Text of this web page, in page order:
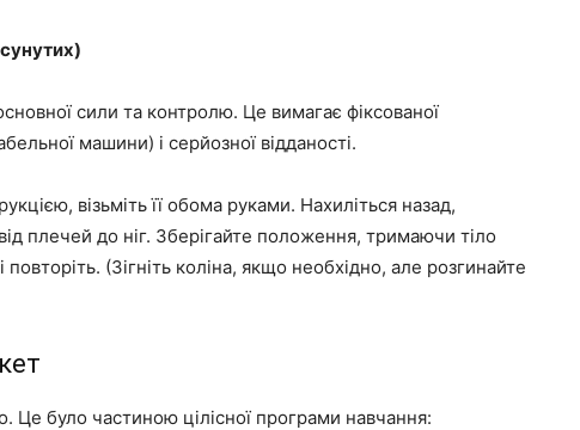
сили та контролю. Це вимагає фіксованої
машини) і серйозної відданості.
візьміть її обома руками. Нахиліться назад,
плечей до ніг. Зберігайте положення, тримаючи тіло
(Зігніть коліна, якщо необхідно, але розгинайте
Це було частиною цілісної програми навчання: